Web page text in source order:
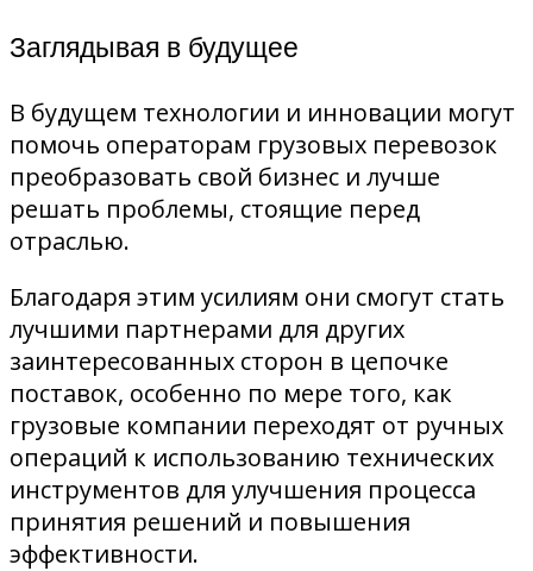
Заглядывая в будущее
В будущем технологии и инновации могут
помочь операторам грузовых перевозок
преобразовать свой бизнес и лучше
решать проблемы, стоящие перед
отраслью.
Благодаря этим усилиям они смогут стать
лучшими партнерами для других
заинтересованных сторон в цепочке
поставок, особенно по мере того, как
грузовые компании переходят от ручных
операций к использованию технических
инструментов для улучшения процесса
принятия решений и повышения
эффективности.